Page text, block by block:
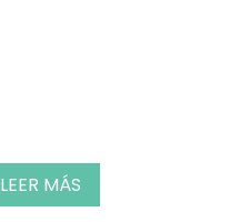
LEER MÁS